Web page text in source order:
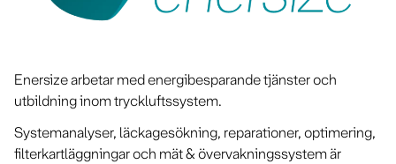
Enersize arbetar med energibesparande tjänster och
utbildning inom tryckluftssystem.
Systemanalyser, läckagesökning, reparationer, optimering,
filterkartläggningar och mät & övervakningssystem är